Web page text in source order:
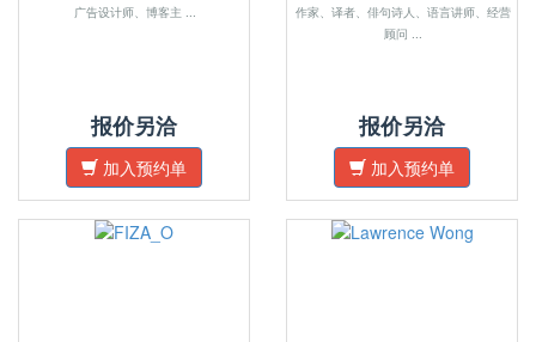
广告设计师、博客主 ...
报价另洽
加入预约单
作家、译者、俳句诗人、语言讲师、经营
顾问 ...
报价另洽
加入预约单